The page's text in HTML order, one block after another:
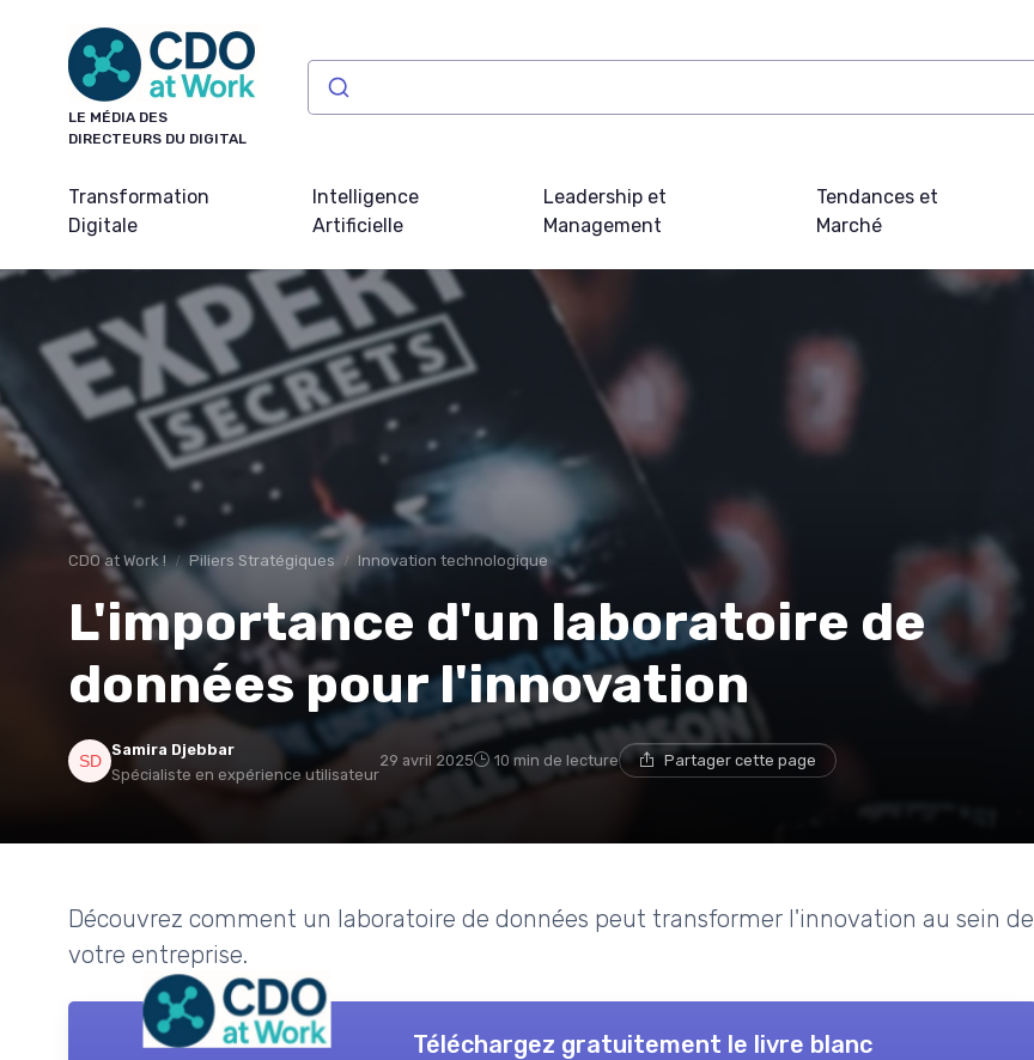
LE MÉDIA DES
DIRECTEURS DU DIGITAL
Transformation
Digitale
Intelligence
Artificielle
Leadership et
Management
Tendances et
Marché
CDO at Work ! Piliers Stratégiques Innovation technologique
L'importance d'un laboratoire de
données pour l'innovation
Samira Djebbar
Spécialiste en expérience utilisateur
29 avril 2025 10 min de lecture Partager cette page
Découvrez comment un laboratoire de données peut transformer l'innovation au sein de
votre entreprise.
Téléchargez gratuitement le livre blanc